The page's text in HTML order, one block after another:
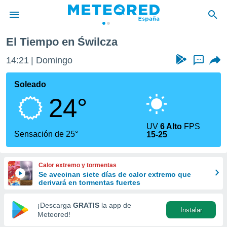
de
por
que se
calidad.
a este
las
y
forma
digital
basada
El Tiempo en Świlcza
14:21 Domingo ...
Soleado
24°
Sensación de 25°
UV6 Alto FPS
15-25
Calor extremo y tormentas
Se avecinan siete días de calor extremo que
derivará en tormentas fuertes
¡Descarga GRATIS la app de
Meteored!
Instalar